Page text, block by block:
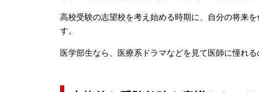
高校受験の志望校を考え始める時期に、自分の将来
す。
医学部生なら、医療系ドラマなどを見て医師に憧れ